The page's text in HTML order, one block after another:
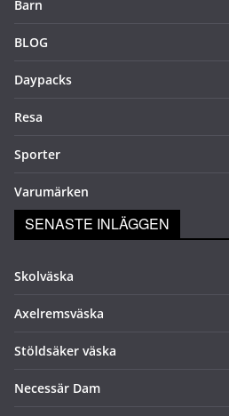
Barn
BLOG
Daypacks
Resa
Sporter
Varumärken
SENASTE INLÄGGEN
Skolväska
Axelremsväska
Stöldsäker väska
Necessär Dam